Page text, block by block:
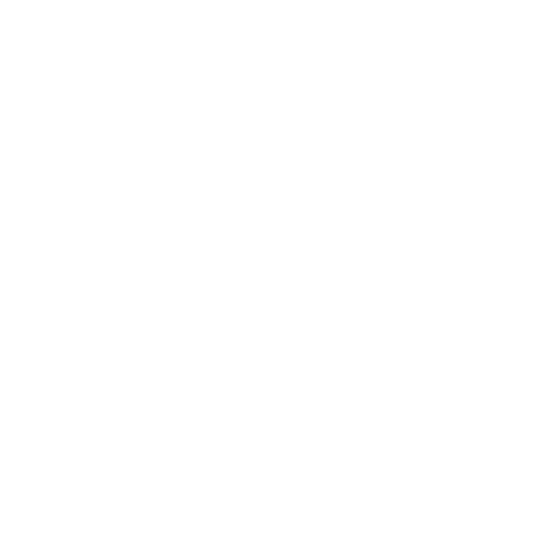
типа
Сайт снова
по ссылке в нижней
файлов cookie Вы
типа
Сайт снова
по ссылке в нижней
файлов cookie Вы